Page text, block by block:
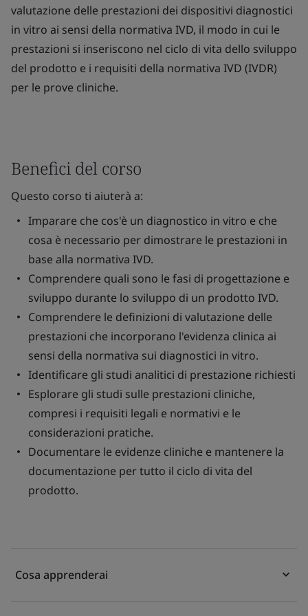
valutazione delle prestazioni dei dispositivi diagnostici
in vitro ai sensi della normativa IVD, il modo in cui le
prestazioni si inseriscono nel ciclo di vita dello sviluppo
del prodotto e i requisiti della normativa IVD (IVDR)
per le prove cliniche.
Benefici del corso
Questo corso ti aiuterà a:
Imparare che cos'è un diagnostico in vitro e che
cosa è necessario per dimostrare le prestazioni in
base alla normativa IVD.
Comprendere quali sono le fasi di progettazione e
sviluppo durante lo sviluppo di un prodotto IVD.
Comprendere le definizioni di valutazione delle
prestazioni che incorporano l'evidenza clinica ai
sensi della normativa sui diagnostici in vitro.
Identificare gli studi analitici di prestazione richiesti
Esplorare gli studi sulle prestazioni cliniche,
compresi i requisiti legali e normativi e le
considerazioni pratiche.
Documentare le evidenze cliniche e mantenere la
documentazione per tutto il ciclo di vita del
prodotto.
Cosa apprenderai